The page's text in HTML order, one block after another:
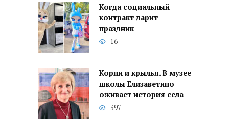
Когда социальный
контракт дарит
праздник
16
Корни и крылья. В музее
школы Елизаветино
оживает история села
397